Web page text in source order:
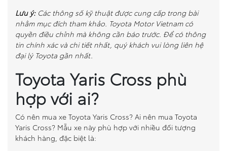
Lưu ý: Các thông số kỹ thuật được cung cấp trong bài
nhằm mục đích tham khảo. Toyota Motor Vietnam có
quyền điều chỉnh mà không cần báo trước. Để có thông
tin chính xác và chi tiết nhất, quý khách vui lòng liên hệ
đại lý Toyota gần nhất.
Toyota Yaris Cross phù
hợp với ai?
Có nên mua xe Toyota Yaris Cross? Ai nên mua Toyota
Yaris Cross? Mẫu xe này phù hợp với nhiều đối tượng
khách hàng, đặc biệt là: